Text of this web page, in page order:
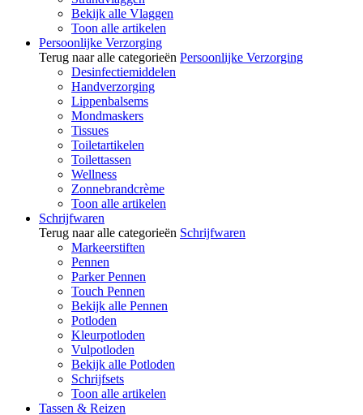
Bekijk alle Vlaggen
Toon alle artikelen
Persoonlijke Verzorging
Terug naar alle categorieën Persoonlijke Verzorging
Desinfectiemiddelen
Handverzorging
Lippenbalsems
Mondmaskers
Tissues
Toiletartikelen
Toilettassen
Wellness
Zonnebrandcrème
Toon alle artikelen
Schrijfwaren
Terug naar alle categorieën Schrijfwaren
Markeerstiften
Pennen
Parker Pennen
Touch Pennen
Bekijk alle Pennen
Potloden
Kleurpotloden
Vulpotloden
Bekijk alle Potloden
Schrijfsets
Toon alle artikelen
Tassen & Reizen